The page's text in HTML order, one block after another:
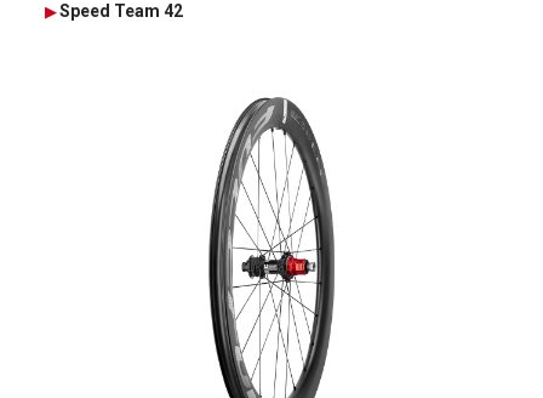
Speed Team 42